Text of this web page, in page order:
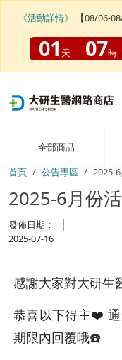
全部商品
首頁
公告專區 2025-
2025-6月份
發佈日期：
2025-07-16
感謝大家對大研生
恭喜以下得主❤️ 通
期限內回覆哦☎️
《活動詳情》
【08/06-
01 天 07時